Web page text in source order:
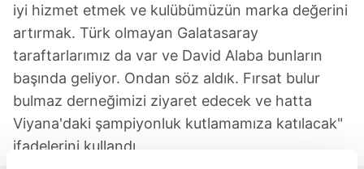
iyi hizmet etmek ve kulübümüzün marka değerini
artırmak. Türk olmayan Galatasaray
taraftarlarımız da var ve David Alaba bunların
başında geliyor. Ondan söz aldık. Fırsat bulur
bulmaz derneğimizi ziyaret edecek ve hatta
Viyana'daki şampiyonluk kutlamamıza katılacak"
ifadelerini kullandı.